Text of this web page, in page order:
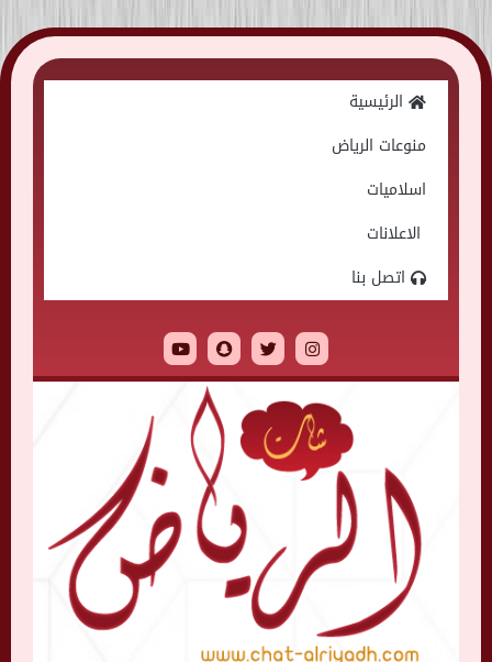
Skip
to
الرئيسية
منوعات الرياض
اسلاميات
الاعلانات
اتصل بنا